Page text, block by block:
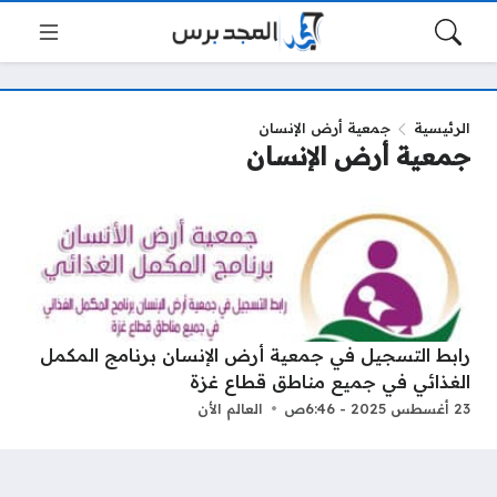
الرئيسية جمعية أرض الإنسان
جمعية أرض الإنسان
رابط التسجيل في جمعية أرض الإنسان برنامج المكمل
الغذائي في جميع مناطق قطاع غزة
23 أغسطس 2025 - 6:46ص العالم الأن